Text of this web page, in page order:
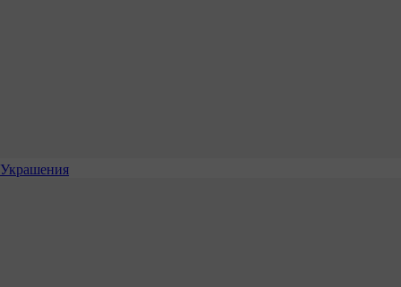
Украшения